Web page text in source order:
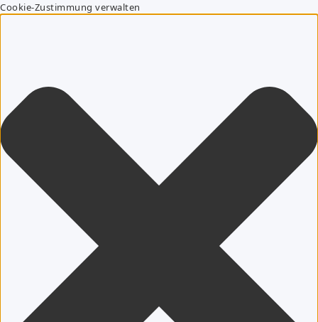
Cookie-Zustimmung verwalten